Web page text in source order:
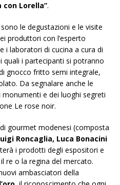
con Lorella”.
le degustazioni e le visite
produttori con l’esperto
i laboratori di cucina a cura di
quali i partecipanti si potranno
gnocco fritto semi integrale,
Da segnalare anche le
e dei luoghi segreti
Le rose noir.
gourmet modenesi (composta
Roncaglia, Luca Bonacini
i prodotti degli espositori e
re o la regina del mercato.
ambasciatori della